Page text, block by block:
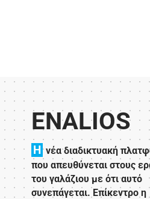
ENALIOS
H νέα διαδικτυακή
που απευθύνεται στους
του γαλάζιου με ότι αυτό
συνεπάγεται. Επίκεντρο η